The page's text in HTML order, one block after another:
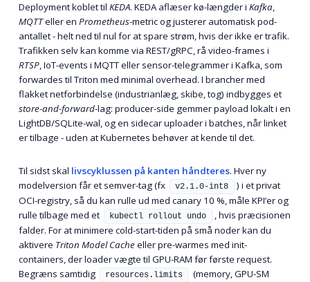
Deployment koblet til KEDA. KEDA aflæser kø-længder i Kafka,
MQTTeller en Prometheus-metric og justerer automatisk pod-
antallet - helt ned til nul for at spare strøm, hvis der ikke er trafik.
Trafikken selv kan komme via REST/gRPC, rå video-frames i
RTSP, IoT-events i MQTT eller sensor-telegrammer i Kafka, som
forwardes til Triton med minimal overhead. I brancher med
flakket netforbindelse (industrianlæg, skibe, tog) indbygges et
store-and-forward-lag: producer-side gemmer payload lokalt i en
LightDB/SQLite-wal, og en sidecar uploader i batches, når linket
er tilbage - uden at Kubernetes behøver at kende til det.
Til sidst skal livscyklussen på kanten håndteres. Hver ny
modelversion får et semver-tag (fx
v2.1.0-int8
) i et privat
OCI-registry, så du kan rulle ud med canary 10 %, måle KPI’er og
rulle tilbage med et
kubectl rollout undo
, hvis præcisionen
falder. For at minimere cold-start-tiden på små noder kan du
aktivere Triton Model Cacheeller pre-warmes med init-
containers, der loader vægte til GPU-RAM før første request.
Begræns samtidig
resources.limits
(memory, GPU-SM